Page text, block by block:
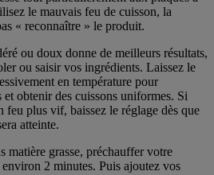
le mauvais feu de cuisson, la
« reconnaître » le produit.
ou doux donne de meilleurs résultats,
ou saisir vos ingrédients. Laissez le
en température pour
et obtenir des cuissons uniformes. Si
feu plus vif, baissez le réglage dès que
atteinte.
matière grasse, préchauffer votre
2 minutes. Puis ajoutez vos